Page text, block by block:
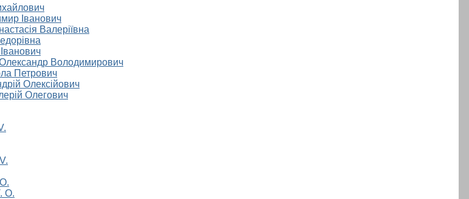
Іванович
Валеріївна
Володимирович
Петрович
Олексійович
Олегович
O.